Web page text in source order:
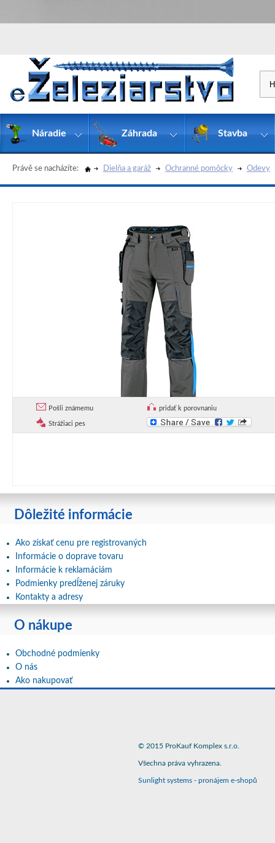
Právě se nacházíte: Dielňa a garáž Ochranné pomôcky Odevy
Pošli známemu pridať k porovnaniu
Strážiaci pes
Dôležité informácie
Ako získať cenu pre registrovaných
Informácie o doprave tovaru
Informácie k reklamáciám
Podmienky predĺženej záruky
Kontakty a adresy
O nákupe
Obchodné podmienky
O nás
Ako nakupovať
Náradie Záhrada Stavba
© 2015 ProKauf Komplex s.r.o.
Všechna práva vyhrazena.
Sunlight systems - pronájem e-shopů